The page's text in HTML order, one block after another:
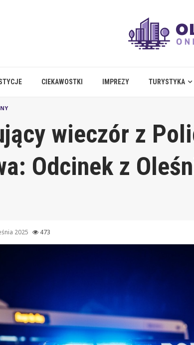
CIEKAWOSTKI IMPREZY TURYSTYKA
wieczór z
Odcinek z
2025 473